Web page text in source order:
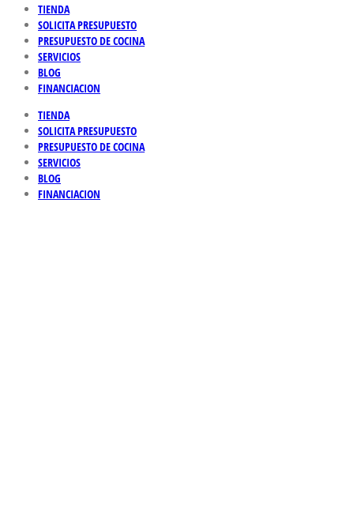
TIENDA
SOLICITA PRESUPUESTO
PRESUPUESTO DE COCINA
SERVICIOS
BLOG
FINANCIACION
TIENDA
SOLICITA PRESUPUESTO
PRESUPUESTO DE COCINA
SERVICIOS
BLOG
FINANCIACION